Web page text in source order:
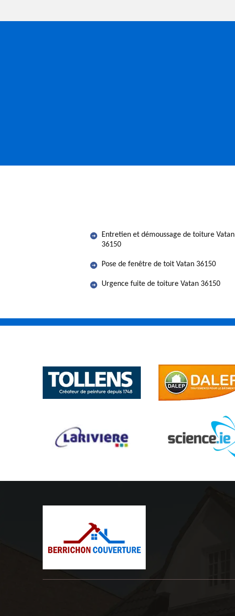
Entretien et démoussage de toiture Vatan
36150
Pose de fenêtre de toit Vatan 36150
Urgence fuite de toiture Vatan 36150